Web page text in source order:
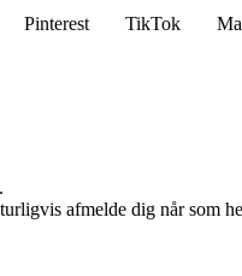
Pinterest TikTok
afmelde dig når som